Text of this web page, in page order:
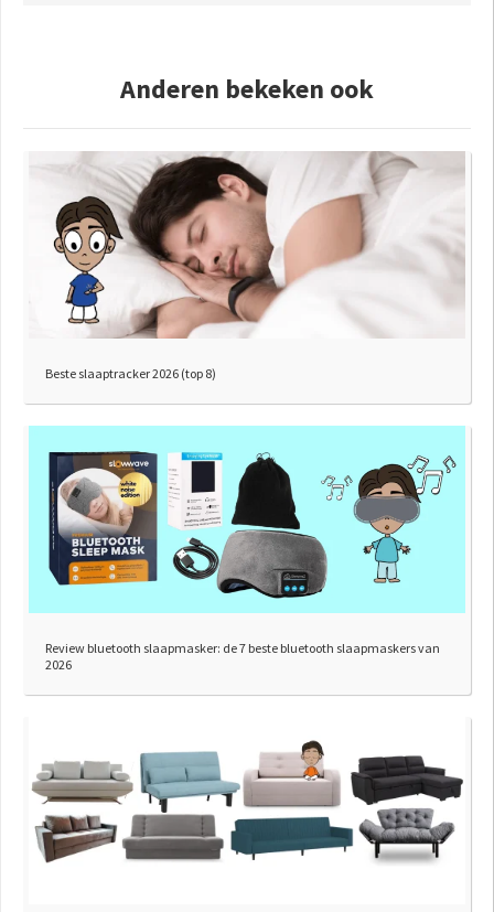
Anderen bekeken ook
Beste slaaptracker 2026 (top 8)
Review bluetooth slaapmasker: de 7 beste bluetooth slaapmaskers van
2026